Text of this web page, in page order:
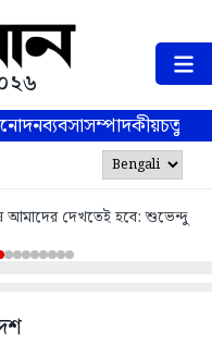
ব্যবসাসম্পাদকীয়
দেখতেই হবে: শুভেন্দু